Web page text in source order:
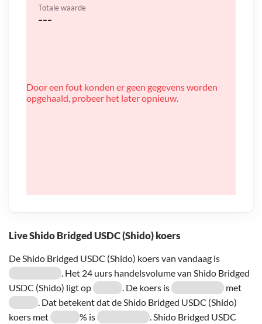
Live Shido Bridged USDC (Shido) koers
De Shido Bridged USDC (Shido) koers van vandaag is
. Het 24 uurs handelsvolume van Shido Bridged
USDC (Shido) ligt op
. De koers is
met
. Dat betekent dat de Shido Bridged USDC (Shido)
koers met
% is
. Shido Bridged USDC
Totale waarde
---
Door een fout konden er geen gegevens worden
opgehaald, probeer het later opnieuw.